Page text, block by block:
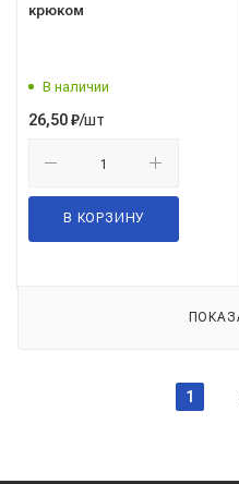
крюком
В наличии
26,50₽/шт
В КОРЗИНУ
1